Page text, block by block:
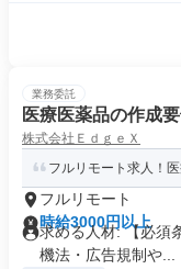
業務委託
医療医薬品の作成
株式会社ＥｄｇｅＸ
フルリモート求人！
フルリモート
時給3000円以上
求める人材: 【必須
機法・広告規制や...